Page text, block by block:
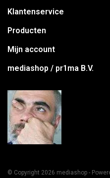
Nederlandstalig talent op het
kunst. De publicaties in deze
Klantenservice
Producten
Mijn account
mediashop / pr1ma B.V.
© Copyright 2026 mediashop -